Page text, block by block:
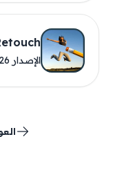
الإصدار 5.26